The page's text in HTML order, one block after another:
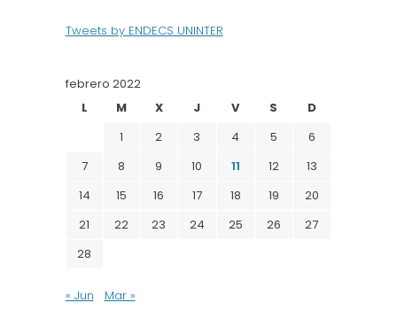
Tweets by ENDECS UNINTER
febrero 2022
L
M X J V S
D
1
2 3 4 5
6
7
8 9 10 11 12
13
14
15 16 17 18 19
20
21
22 23 24 25 26
27
28
« Jun Mar »